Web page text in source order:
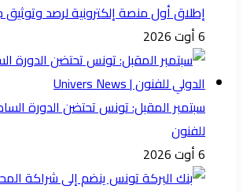
إطلاق أول منصة إلكترونية لرصد وتوثيق
6 أوت 2026
سبتمبر المقبل: تونس تحتضن الدورة
للفنون
6 أوت 2026